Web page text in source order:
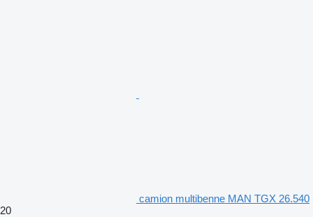
camion multibenne MAN TGX 26.540
20